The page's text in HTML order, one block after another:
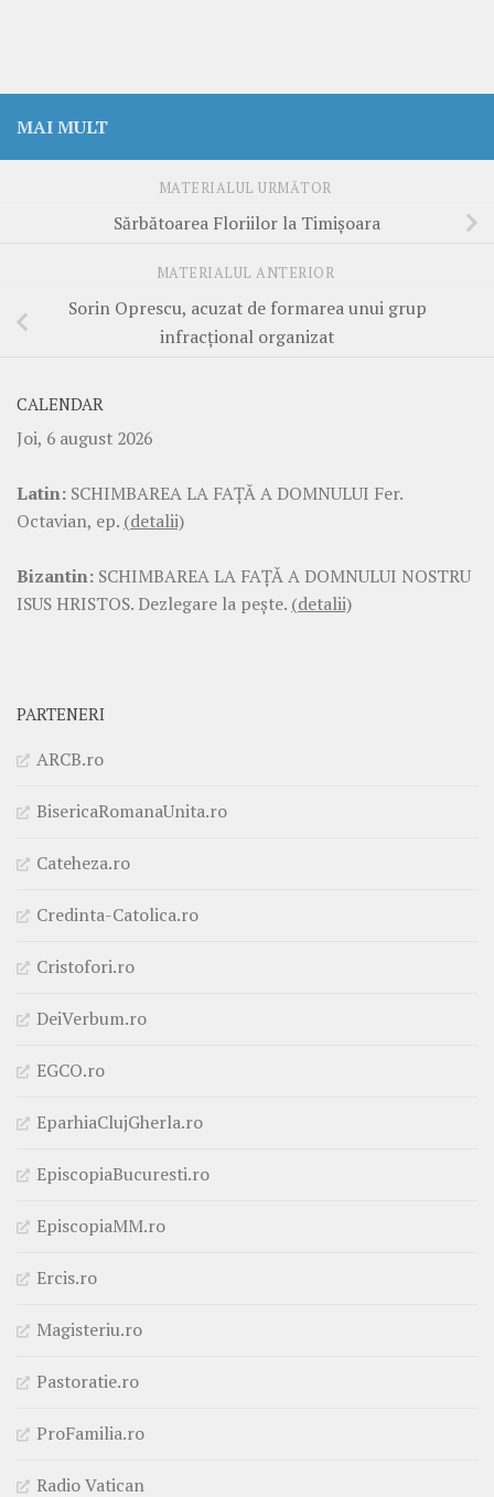
MAI MULT
MATERIALUL URMĂTOR
Sărbătoarea Floriilor la Timişoara
MATERIALUL ANTERIOR
Sorin Oprescu, acuzat de formarea unui grup
infracţional organizat
CALENDAR
Joi, 6 august 2026
Latin: SCHIMBAREA LA FAŢĂ A DOMNULUI Fer.
Octavian, ep. (detalii)
Bizantin: SCHIMBAREA LA FAŢĂ A DOMNULUI NOSTRU
ISUS HRISTOS. Dezlegare la pește. (detalii)
PARTENERI
ARCB.ro
BisericaRomanaUnita.ro
Cateheza.ro
Credinta-Catolica.ro
Cristofori.ro
DeiVerbum.ro
EGCO.ro
EparhiaClujGherla.ro
EpiscopiaBucuresti.ro
EpiscopiaMM.ro
Ercis.ro
Magisteriu.ro
Pastoratie.ro
ProFamilia.ro
Radio Vatican